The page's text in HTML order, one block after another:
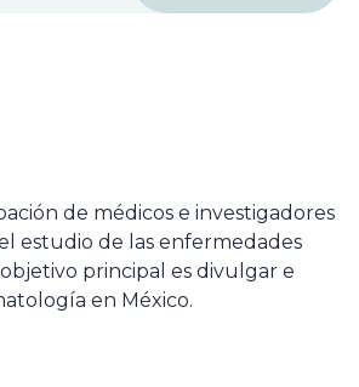
de médicos e investigadores
estudio de las enfermedades
principal es divulgar e
en México.